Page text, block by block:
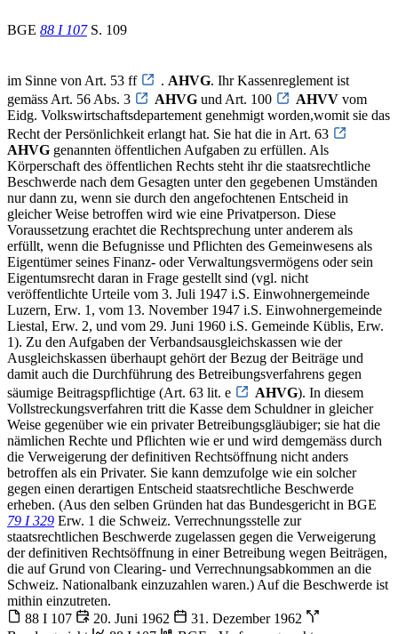
BGE 88 I 107S. 109
im Sinne von Art. 53 ff . AHVG. Ihr Kassenreglement ist
gemäss Art. 56 Abs. 3
AHVG und Art. 100 AHVV vom
Eidg. Volkswirtschaftsdepartement genehmigt worden,womit sie das
Recht der Persönlichkeit erlangt hat. Sie hat die in Art. 63
AHVG genannten öffentlichen Aufgaben zu erfüllen. Als
Körperschaft des öffentlichen Rechts steht ihr die staatsrechtliche
Beschwerde nach dem Gesagten unter den gegebenen Umständen
nur dann zu, wenn sie durch den angefochtenen Entscheid in
gleicher Weise betroffen wird wie eine Privatperson. Diese
Voraussetzung erachtet die Rechtsprechung unter anderem als
erfüllt, wenn die Befugnisse und Pflichten des Gemeinwesens als
Eigentümer seines Finanz- oder Verwaltungsvermögens oder sein
Eigentumsrecht daran in Frage gestellt sind (vgl. nicht
veröffentlichte Urteile vom 3. Juli 1947 i.S. Einwohnergemeinde
Luzern, Erw. 1, vom 13. November 1947 i.S. Einwohnergemeinde
Liestal, Erw. 2, und vom 29. Juni 1960 i.S. Gemeinde Küblis, Erw.
1). Zu den Aufgaben der Verbandsausgleichskassen wie der
Ausgleichskassen überhaupt gehört der Bezug der Beiträge und
damit auch die Durchführung des Betreibungsverfahrens gegen
säumige Beitragspflichtige (Art. 63 lit. e
AHVG). In diesem
Vollstreckungsverfahren tritt die Kasse dem Schuldner in gleicher
Weise gegenüber wie ein privater Betreibungsgläubiger; sie hat die
nämlichen Rechte und Pflichten wie er und wird demgemäss durch
die Verweigerung der definitiven Rechtsöffnung nicht anders
betroffen als ein Privater. Sie kann demzufolge wie ein solcher
gegen einen derartigen Entscheid staatsrechtliche Beschwerde
erheben. (Aus den selben Gründen hat das Bundesgericht in BGE
79 I 329 Erw. 1 die Schweiz. Verrechnungsstelle zur
staatsrechtlichen Beschwerde zugelassen gegen die Verweigerung
der definitiven Rechtsöffnung in einer Betreibung wegen Beiträgen,
die auf Grund von Clearing- und Verrechnungsabkommen an die
Schweiz. Nationalbank einzuzahlen waren.) Auf die Beschwerde ist
mithin einzutreten.
88 I 107
20. Juni 1962
31. Dezember 1962